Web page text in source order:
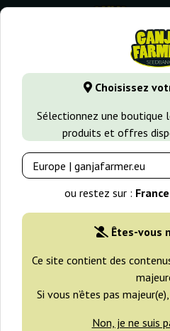
Choisissez
Sélectionnez une boutique
produits et offres
ou restez sur :
Êtes-vous
Ce site contient des
Si vous n’êtes pas
Non, je ne suis
GanjaFarmer.fr Variétés de